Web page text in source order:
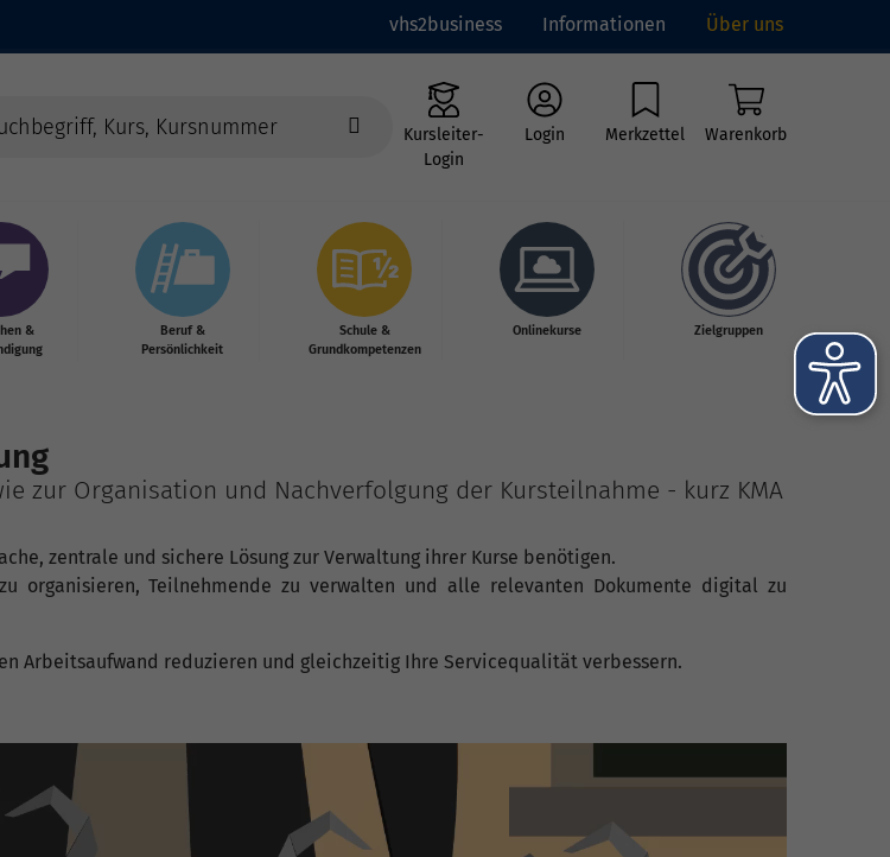
vhs2business Informationen Über uns
Kursleiter-
Login
Login Merkzettel Warenkorb
&
Beruf &
Persönlichkeit
Schule &
Grundkompetenzen
Onlinekurse Zielgruppen
zur Organisation und Nachverfolgung der Kursteilnahme - kurz KMA
zentrale und sichere Lösung zur Verwaltung ihrer Kurse benötigen.
organisieren, Teilnehmende zu verwalten und alle relevanten Dokumente digital zu
Arbeitsaufwand reduzieren und gleichzeitig Ihre Servicequalität verbessern.